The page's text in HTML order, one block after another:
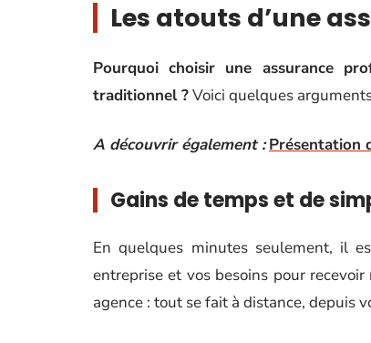
Les atouts d’une
Pourquoi choisir une assurance
traditionnel ?Voici quelques
A découvrir également : Présentation
Gains de temps et de
En quelques minutes seulement, il
entreprise et vos besoins pour
agence : tout se fait à distance, depuis